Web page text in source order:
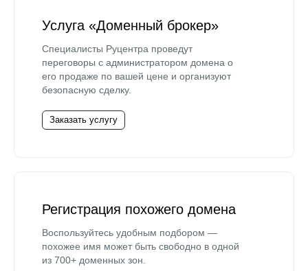
Услуга «Доменный брокер»
Специалисты Руцентра проведут
переговоры с администратором домена о
его продаже по вашей цене и организуют
безопасную сделку.
Заказать услугу
Регистрация похожего домена
Воспользуйтесь удобным подбором —
похожее имя может быть свободно в одной
из 700+ доменных зон.